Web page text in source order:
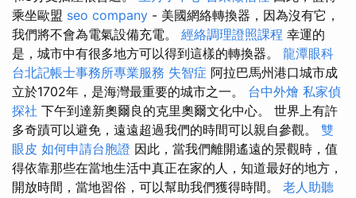
乘坐歐盟 seo company - 美國網絡轉換器，因為沒有它，
我們將不會為電氣設備充電。 經絡調理證照課程 幸運的
是，城市中有很多地方可以得到這樣的轉換器。 龍潭眼科
台北記帳士事務所專業服務 失智症 阿拉巴馬州港口城市成
立於1702年，是海灣最重要的城市之一。 台中外燴 私家偵
探社 下午到達新奧爾良的克里奧爾文化中心。 世界上有許
多奇蹟可以避免，遠遠超過我們的時間可以親自參觀。 雙
眼皮 如何申請台胞證 因此，當我們離開遙遠的景觀時，值
得依靠那些在當地生活中真正在家的人，知道最好的地方，
開放時間，當地習俗，可以幫助我們獲得時間。 老人助聽